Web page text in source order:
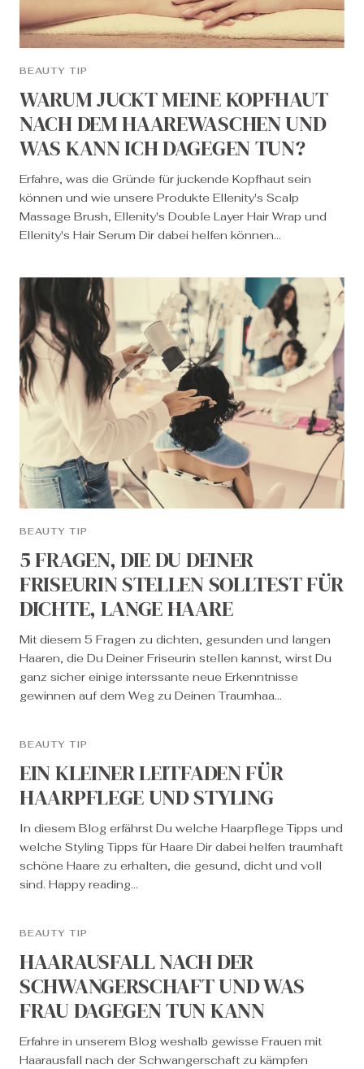
BEAUTY TIP
WARUM JUCKT MEINE KOPFHAUT
NACH DEM HAAREWASCHEN UND
WAS KANN ICH DAGEGEN TUN?
Erfahre, was die Gründe für juckende Kopfhaut sein
können und wie unsere Produkte Ellenity's Scalp
Massage Brush, Ellenity's Double Layer Hair Wrap und
Ellenity's Hair Serum Dir dabei helfen können...
BEAUTY TIP
5 FRAGEN, DIE DU DEINER
FRISEURIN STELLEN SOLLTEST FÜR
DICHTE, LANGE HAARE
Mit diesem 5 Fragen zu dichten, gesunden und langen
Haaren, die Du Deiner Friseurin stellen kannst, wirst Du
ganz sicher einige interssante neue Erkenntnisse
gewinnen auf dem Weg zu Deinen Traumhaa...
BEAUTY TIP
EIN KLEINER LEITFADEN FÜR
HAARPFLEGE UND STYLING
In diesem Blog erfährst Du welche Haarpflege Tipps und
welche Styling Tipps für Haare Dir dabei helfen traumhaft
schöne Haare zu erhalten, die gesund, dicht und voll
sind. Happy reading...
BEAUTY TIP
HAARAUSFALL NACH DER
SCHWANGERSCHAFT UND WAS
FRAU DAGEGEN TUN KANN
Erfahre in unserem Blog weshalb gewisse Frauen mit
Haarausfall nach der Schwangerschaft zu kämpfen